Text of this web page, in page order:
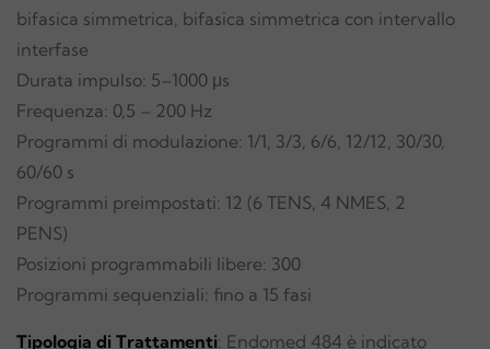
bifasica simmetrica, bifasica simmetrica con intervallo
interfase
Durata impulso: 5–1000 μs
Frequenza: 0,5 – 200 Hz
Programmi di modulazione: 1/1, 3/3, 6/6, 12/12, 30/30,
60/60 s
Programmi preimpostati: 12 (6 TENS, 4 NMES, 2
PENS)
Posizioni programmabili libere: 300
Programmi sequenziali: fino a 15 fasi
Tipologia di Trattamenti: Endomed 484 è indicato